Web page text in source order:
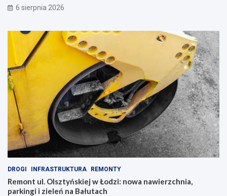
6 sierpnia 2026
DROGI INFRASTRUKTURA REMONTY
Remont ul. Olsztyńskiej w Łodzi: nowa nawierzchnia,
parkingi i zieleń na Bałutach